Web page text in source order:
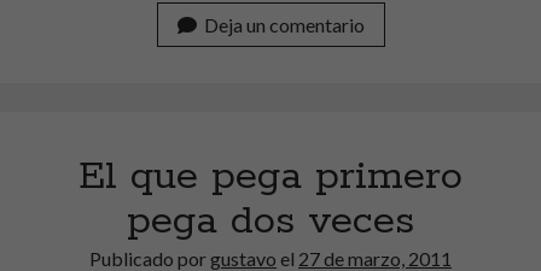
(y
Deja un comentario
El que pega primero
pega dos veces
Publicado porgustavo el 27 de marzo, 2011